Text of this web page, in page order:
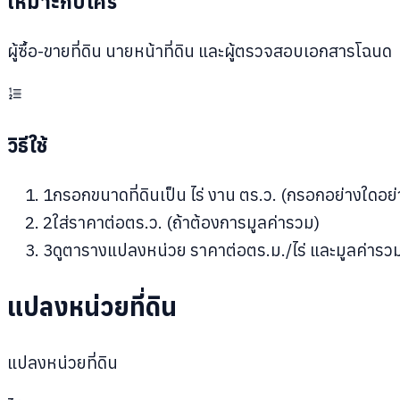
ผู้ซื้อ-ขายที่ดิน นายหน้าที่ดิน และผู้ตรวจสอบเอกสารโฉนด
วิธีใช้
1กรอกขนาดที่ดินเป็น ไร่ งาน ตร.ว. (กรอกอย่างใดอ
2ใส่ราคาต่อตร.ว. (ถ้าต้องการมูลค่ารวม)
3ดูตารางแปลงหน่วย ราคาต่อตร.ม./ไร่ และมูลค่ารว
แปลงหน่วยที่ดิน
แปลงหน่วยที่ดิน